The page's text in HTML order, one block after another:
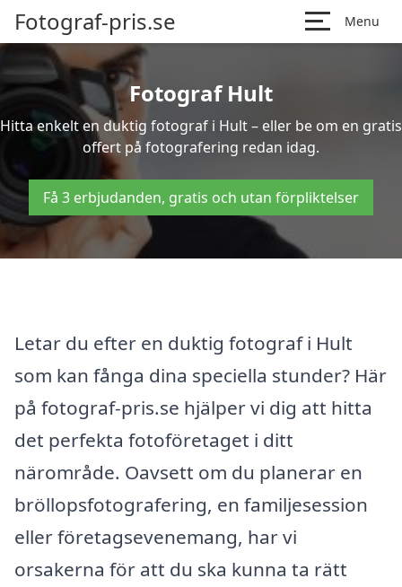
Fotograf-pris.se Menu
Fotograf Hult
Hitta enkelt en duktig fotograf i Hult – eller be om en gratis
offert på fotografering redan idag.
Få 3 erbjudanden, gratis och utan förpliktelser
Letar du efter en duktig fotograf i Hult
som kan fånga dina speciella stunder? Här
på fotograf-pris.se hjälper vi dig att hitta
det perfekta fotoföretaget i ditt
närområde. Oavsett om du planerar en
bröllopsfotografering, en familjesession
eller företagsevenemang, har vi
orsakerna för att du ska kunna ta rätt